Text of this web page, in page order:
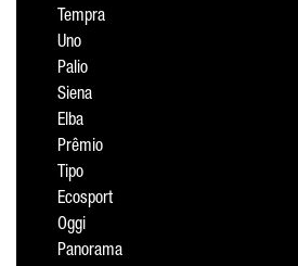
Tempra
Uno
Palio
Siena
Elba
Prêmio
Tipo
Ecosport
Oggi
Panorama